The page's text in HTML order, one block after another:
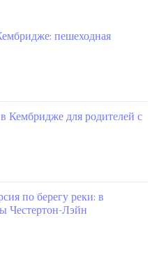
пешеходная
Кембридже для родителей с
по берегу реки: в
Честертон-Лэйн